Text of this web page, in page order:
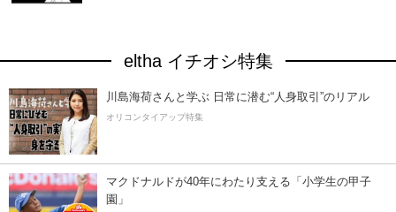
eltha イチオシ特集
川島海荷さんと学ぶ 日常に潜む“人身取引”のリアル
オリコンタイアップ特集
マクドナルドが40年にわたり支える「小学生の甲子
園」